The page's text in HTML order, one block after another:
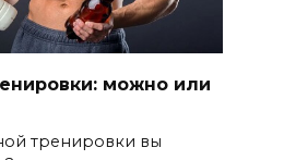
можно или
тренировки вы